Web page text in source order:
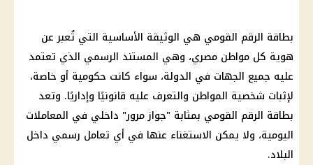
بطاقة الرقم القومي هي الوثيقة الأساسية التي تُعبر عن
هوية كل مواطن مصري، وهي المستند الرسمي الذي تعتمد
عليه جميع الجهات في الدولة، سواء كانت حكومية أو خاصة،
لإثبات شخصية المواطن والتعرف عليه قانونيًا وإداريًا. وتعد
بطاقة الرقم القومي بمثابة "جواز مرور" داخلي في المعاملات
اليومية، ولا يمكن الاستغناء عنها في أي تعامل رسمي داخل
البلاد.